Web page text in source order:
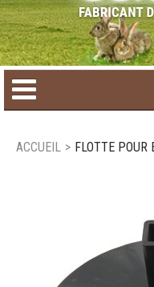
ACCUEIL > FLOTTE POUR